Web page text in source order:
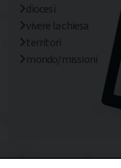
diocesi
vivere la chiesa
territori
mondo/missioni